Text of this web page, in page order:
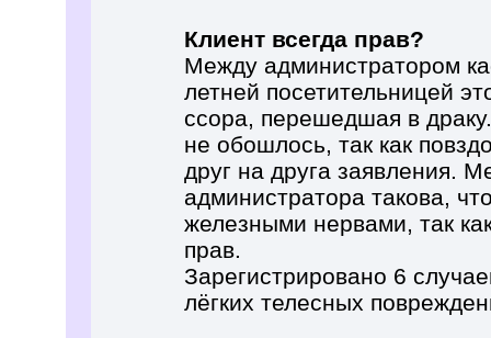
Клиент всегда прав?
Между администратором
летней посетительницей
ссора, перешедшая в
не обошлось, так как
друг на друга заявления.
администратора такова,
железными нервами, так
прав.
Зарегистрировано 6
лёгких телесных